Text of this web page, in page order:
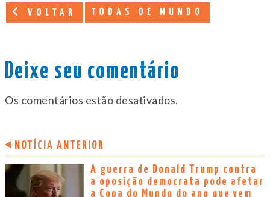
VOLTAR TODAS DE MUNDO
Deixe seu comentário
Os comentários estão desativados.
NOTÍCIA ANTERIOR
A guerra de Donald Trump contra
a oposição democrata pode afetar
a Copa do Mundo do ano que vem